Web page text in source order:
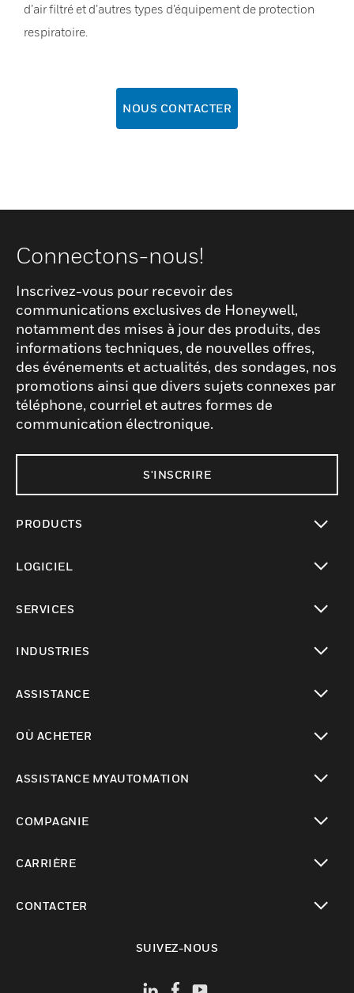
d’air filtré et d’autres types d’équipement de protection
respiratoire.
NOUS CONTACTER
Connectons-nous!
Inscrivez-vous pour recevoir des
communications exclusives de Honeywell,
notamment des mises à jour des produits, des
informations techniques, de nouvelles offres,
des événements et actualités, des sondages, nos
promotions ainsi que divers sujets connexes par
téléphone, courriel et autres formes de
communication électronique.
S'INSCRIRE
PRODUCTS
LOGICIEL
SERVICES
INDUSTRIES
ASSISTANCE
OÙ ACHETER
ASSISTANCE MYAUTOMATION
COMPAGNIE
CARRIÈRE
CONTACTER
SUIVEZ-NOUS